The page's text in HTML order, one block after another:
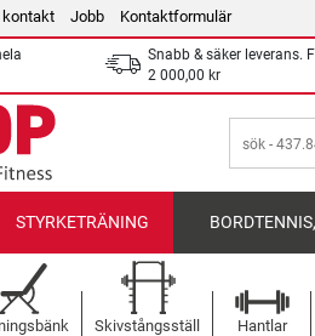
kontakt Jobb Kontaktformulär
Snabb & säker leverans.
2 000,00 kr
STYRKETRÄNING
Skivstångsställ
Hantlar